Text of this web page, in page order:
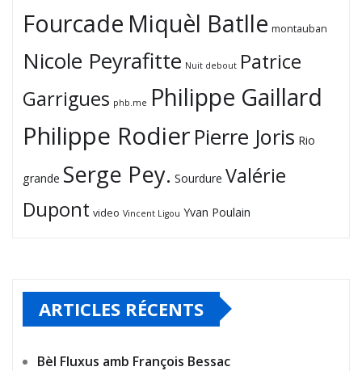
Fourcade Miquèl Batlle montauban
Nicole Peyrafitte Nuit debout Patrice
Garrigues phb.me Philippe Gaillard
Philippe Rodier Pierre Joris Rio
grande Serge Pey. Sourdure Valérie
Dupont video Vincent Ligou Yvan Poulain
ARTICLES RÉCENTS
Bèl Fluxus amb François Bessac